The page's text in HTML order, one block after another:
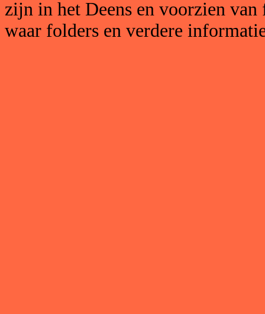
zijn in het Deens en voorzien
waar folders en verdere